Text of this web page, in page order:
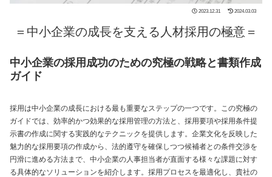
2023.12.31 2024.03.03
＝中小企業の成長を支える人材採用の極意＝
中小企業の採用成功のための究極の戦略と書類作成
ガイド
採用は中小企業の成長における最も重要なステップの一つです。この究極の
ガイドでは、効率的かつ効果的な採用管理の方法と、採用要項や採用条件提
示書の作成に関する実践的なテクニックを提供します。企業文化を反映した
魅力的な採用要項の作成から、法的遵守を確保しつつ候補者との条件交渉を
円滑に進める方法まで、中小企業の人事担当者が直面する様々な課題に対す
る具体的なソリューションを紹介します。採用プロセスを最適化し、貴社の